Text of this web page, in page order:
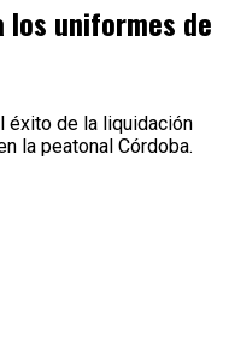
los uniformes de
éxito de la liquidación
la peatonal Córdoba.